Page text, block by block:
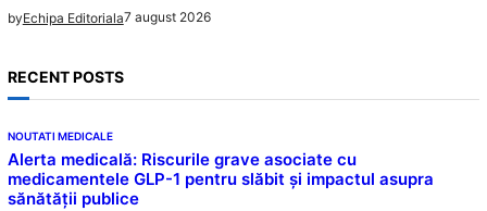
byEchipa Editoriala7 august 2026
RECENT POSTS
NOUTATI MEDICALE
Alerta medicală: Riscurile grave asociate cu
medicamentele GLP-1 pentru slăbit și impactul asupra
sănătății publice